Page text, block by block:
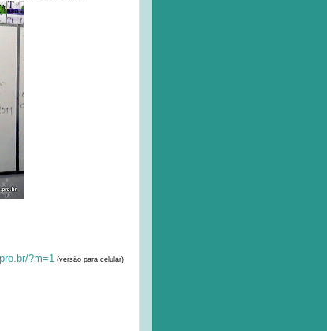
?m=1 (versão para celular)